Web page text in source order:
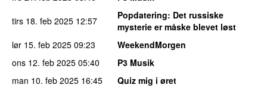
tirs 18. feb 2025 12:57 Popdatering: Det russiske
mysterie er måske blevet løst
lør 15. feb 2025 09:23
WeekendMorgen
ons 12. feb 2025 05:40
P3 Musik
man 10. feb 2025 16:45
Quiz mig i øret